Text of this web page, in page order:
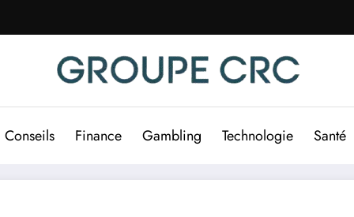
Conseils Finance Gambling Technologie Santé